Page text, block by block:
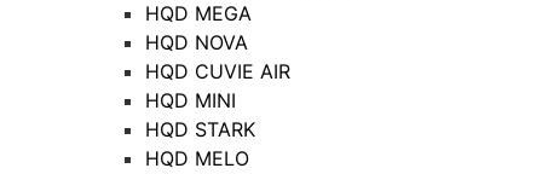
HQD MEGA
HQD NOVA
HQD CUVIE AIR
HQD MINI
HQD STARK
HQD MELO